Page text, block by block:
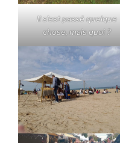
Il s’est passé quelque
chose, mais quoi ?